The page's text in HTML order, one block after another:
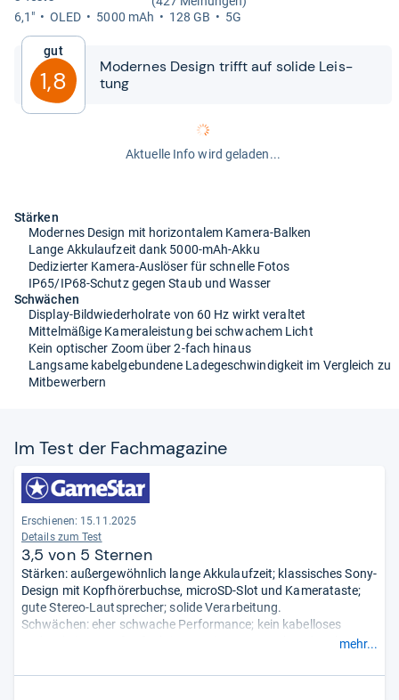
6,1"
OLED 5000 mAh 128 GB 5G
Gut
1,8
Moder­nes Design trifft auf solide Leis­
tung
Aktuelle Info wird geladen...
Stärken
Modernes Design mit horizontalem Kamera-Balken
Lange Akkulaufzeit dank 5000-mAh-Akku
Dedizierter Kamera-Auslöser für schnelle Fotos
IP65/IP68-Schutz gegen Staub und Wasser
Schwächen
Display-Bildwiederholrate von 60 Hz wirkt veraltet
Mittelmäßige Kameraleistung bei schwachem Licht
Kein optischer Zoom über 2-fach hinaus
Langsame kabelgebundene Ladegeschwindigkeit im Vergleich zu
Mitbewerbern
Im Test der Fach­ma­ga­zine
Erschienen: 15.11.2025
Details zum Test
3,5 von 5 Sternen
Stärken: außergewöhnlich lange Akkulaufzeit; klassisches Sony-
Design mit Kopfhörerbuchse, microSD-Slot und Kamerataste;
gute Stereo-Lautsprecher; solide Verarbeitung.
Schwächen: eher schwache Performance; kein kabelloses
Laden; keine Komfortfunktionen wie Tap-to-Wake oder Always-
mehr...